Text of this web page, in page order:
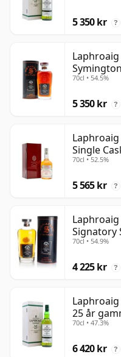
5 350 kr ?
25 år
70cl • 54.5%
5 350 kr ?
Single
gammal
70cl • 52.5%
5 565 kr ?
Signatory
70cl • 54.9%
4 225 kr ?
25 år
70cl • 47.3%
6 420 kr ?